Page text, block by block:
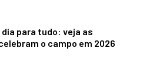
dia para tudo: veja as
o campo em 2026